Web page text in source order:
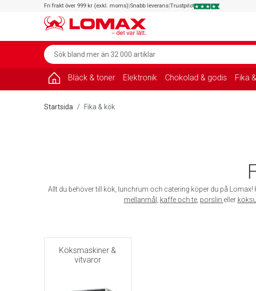
Fri frakt över 999 kr (exkl. moms)|Snabb leverans|Trustpilot
Bläck & toner Elektronik Chokolad & godis Fika
Startsida Fika & kök
Allt du behöver till kök, lunchrum och catering köper du på
mellanmål
kaffe och te, porslin eller
Köksmaskiner &
vitvaror